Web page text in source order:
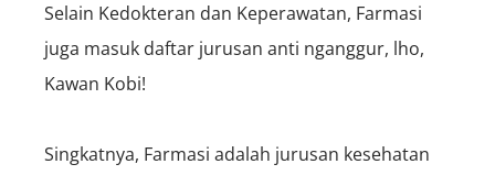
Selain Kedokteran dan Keperawatan, Farmasi
juga masuk daftar jurusan anti nganggur, lho,
Kawan Kobi!
Singkatnya, Farmasi adalah jurusan kesehatan